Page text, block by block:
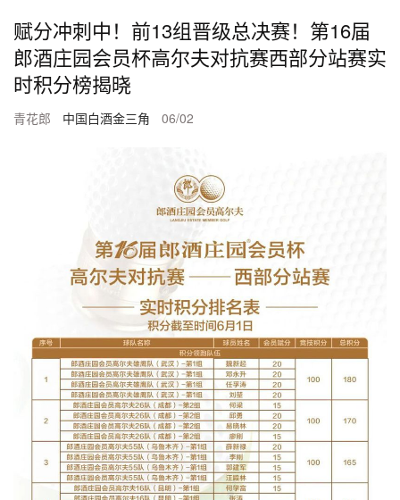
赋分冲刺中！前13组晋级总决赛！第16届
郎酒庄园会员杯高尔夫对抗赛西部分站赛实
时积分榜揭晓
青花郎 中国白酒金三角 06/02